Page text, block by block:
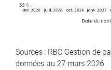
Sources : RBC Gestion de
données au 27 mars 2026